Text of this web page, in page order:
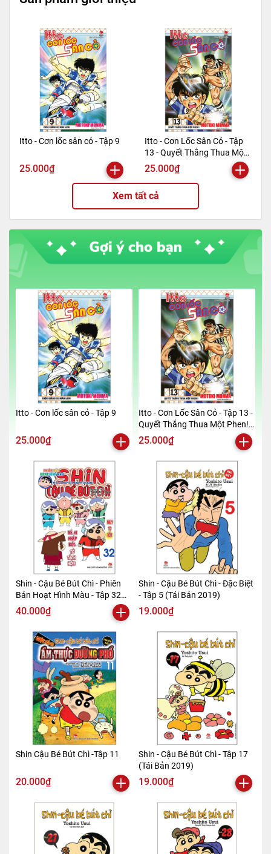
==========================================
Mã hàng
8935244888607
Tác giả
Yoshito Usui
Tên NCC
Nhà xuất bản Kim Đồng
Kim Đồng
Kích thước bao bì20.5 x 14.5 x 0.6 cm
Trọng lượng (gr) 159
Số trang
124
Bìa mềm
Itto - Cơn lốc sân cỏ - Tập 9
25.000₫
Itto - Cơn Lốc Sân Cỏ - Tập
13 - Quyết Thắng Thua Một
Phen!! (Tái Bản 2024)
25.000₫
Xem tất cả
Itto - Cơn lốc sân cỏ - Tập 9
25.000₫
Itto - Cơn Lốc Sân Cỏ - Tập 13 -
Quyết Thắng Thua Một Phen!!
(Tái Bản 2024)
25.000₫
Shin - Cậu Bé Bút Chì - Phiên
Bản Hoạt Hình Màu - Tập 32
(Tái Bản 2019)
40.000₫
Shin - Cậu Bé Bút Chì - Đặc Biệt
- Tập 5 (Tái Bản 2019)
19.000₫
Shin Cậu Bé Bút Chì -Tập 11
20.000₫
Shin - Cậu Bé Bút Chì - Tập 17
(Tái Bản 2019)
19.000₫